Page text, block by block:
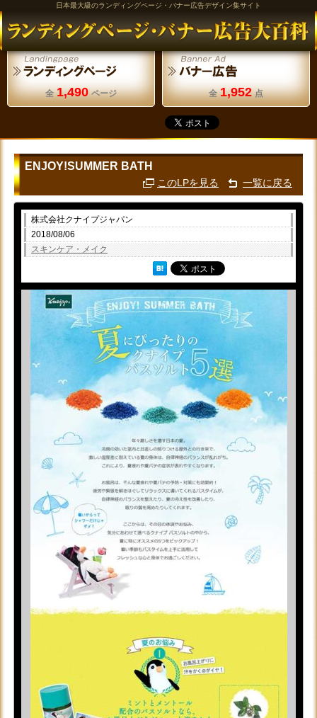
日本最大級のランディングページ・バナー広告デザイン集サイト
全 1,490 ページ 全 1,952 点
ENJOY!SUMMER BATH
このLPを見る 一覧に戻る
株式会社クナイプジャパン
2018/08/06
スキンケア・メイク